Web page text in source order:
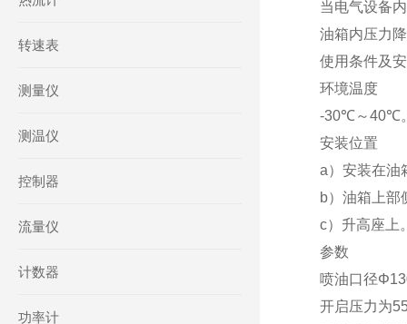
转速表
测量仪
测温仪
控制器
流量仪
计数器
功率计
当电气设备
油箱内压力
使用条件及
环境温度
-30℃～40℃
安装位置
a）安装在油
b）油箱上部
c）升高座上
参数
喷油口径
开启压力为